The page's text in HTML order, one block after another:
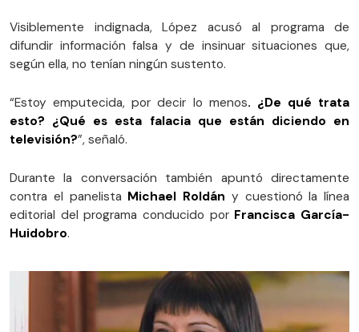
Visiblemente indignada, López acusó al programa de
difundir información falsa y de insinuar situaciones que,
según ella, no tenían ningún sustento.
“Estoy emputecida, por decir lo menos. ¿De qué trata
esto? ¿Qué es esta falacia que están diciendo en
televisión?”, señaló.
Durante la conversación también apuntó directamente
contra el panelista Michael Roldán y cuestionó la línea
editorial del programa conducido por Francisca García-
Huidobro.